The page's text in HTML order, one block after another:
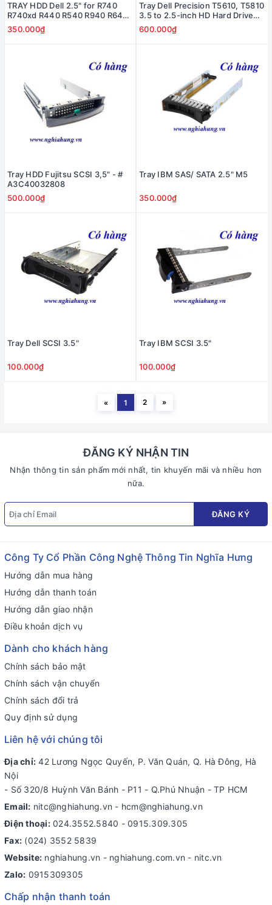
TRAY HDD Dell 2.5" for R740
R740xd R440 R540 R940 R640
- 0DXD9H/ DXD9H
350.000₫
Tray Dell Precision T5610, T5810
3.5 to 2.5-inch HD Hard Drive
Caddy Tray - # 01MF7D
600.000₫
Tray HDD Fujitsu SCSI 3,5" - #
A3C40032808
500.000₫
Tray IBM SAS/ SATA 2.5" M5
350.000₫
Tray Dell SCSI 3.5"
100.000₫
Tray IBM SCSI 3.5"
100.000₫
« 1 2 »
ĐĂNG KÝ NHẬN TIN
Nhận thông tin sản phẩm mới nhất, tin khuyến mãi và nhiều hơn
nữa.
ĐĂNG KÝ
Công Ty Cổ Phần Công Nghệ Thông Tin Nghĩa Hưng
Hướng dẫn mua hàng
Hướng dẫn thanh toán
Hướng dẫn giao nhận
Điều khoản dịch vụ
Dành cho khách hàng
Chính sách bảo mật
Chính sách vận chuyển
Chính sách đổi trả
Quy định sử dụng
Liên hệ với chúng tôi
Địa chỉ: 42 Lương Ngọc Quyến, P. Văn Quán, Q. Hà Đông, Hà
Nội
- Số 320/8 Huỳnh Văn Bánh - P11 - Q.Phú Nhuận - TP HCM
Email: nitc@nghiahung.vn - hcm@nghiahung.vn
Điện thoại: 024.3552.5840 - 0915.309.305
Fax: (024) 3552 5839
Website: nghiahung.vn - nghiahung.com.vn - nitc.vn
Zalo: 0915309305
Chấp nhận thanh toán